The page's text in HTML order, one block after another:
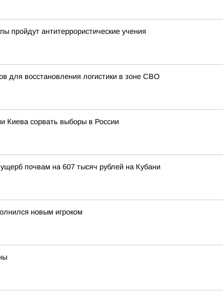
пройдут антитеррористические учения
для восстановления логистики в зоне СВО
Киева сорвать выборы в России
почвам на 607 тысяч рублей на Кубани
новым игроком